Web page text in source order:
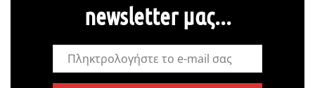
newsletter μας...